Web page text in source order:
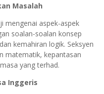
Masalah
mengenai aspek-aspek
soalan-soalan konsep
kemahiran logik. Seksyen
matematik, kepantasan
yang terhad.
Inggeris